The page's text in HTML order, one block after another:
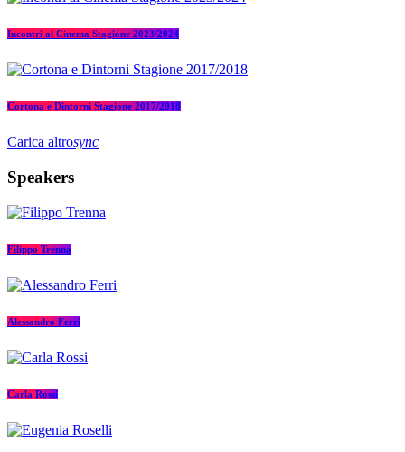
Incontri al Cinema Stagione 2023/2024
Cortona e Dintorni Stagione 2017/2018
Carica altrosync
Speakers
Filippo Trenna
Alessandro Ferri
Carla Rossi